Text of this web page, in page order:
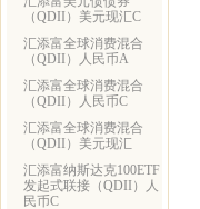
（QDII）美元现汇C
汇添富全球消费混合
（QDII）人民币A
汇添富全球消费混合
（QDII）人民币C
汇添富全球消费混合
（QDII）美元现汇
汇添富纳斯达克100ETF
发起式联接（QDII）人
民币C